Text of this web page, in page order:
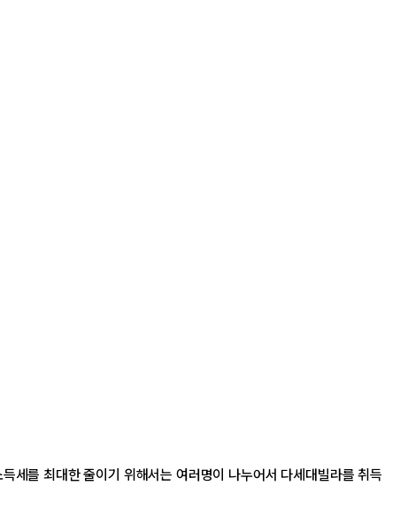
세를 최대한 줄이기 위해서는 여러명이 나누어서 다세대빌라를 취득